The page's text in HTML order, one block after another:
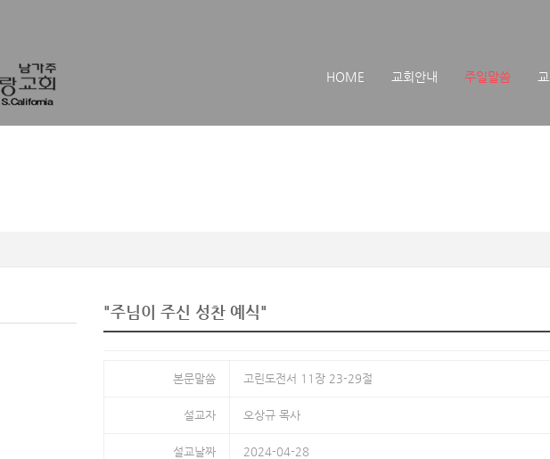
HOME 교회안내 주일말씀
"주님이 주신 성찬 예식"
본문말씀 고린도전서 11장 23-29절
설교자 오상규 목사
설교날짜 2024-04-28